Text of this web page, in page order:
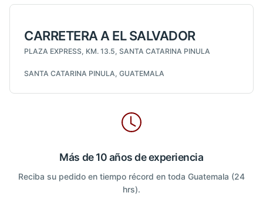
CARRETERA A EL SALVADOR
PLAZA EXPRESS, KM. 13.5, SANTA CATARINA PINULA
SANTA CATARINA PINULA, GUATEMALA
Más de 10 años de experiencia
Reciba su pedido en tiempo récord en toda Guatemala (24
hrs).